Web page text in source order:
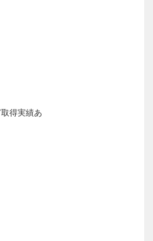
得実績あ